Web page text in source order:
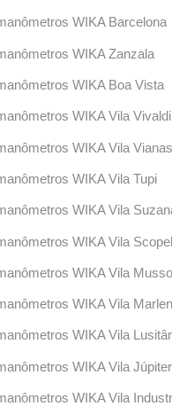
WIKA Barcelona
WIKA Zanzala
WIKA Boa Vista
WIKA Vila Vivaldi
WIKA Vila Vianas
WIKA Vila Tupi
WIKA Vila
WIKA Vila Scopel
WIKA Vila
WIKA Vila
WIKA Vila
WIKA Vila
WIKA Vila